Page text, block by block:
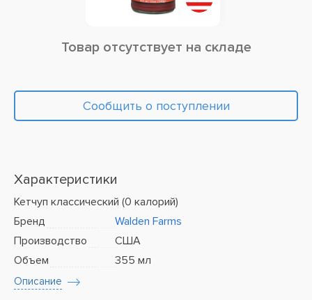
Товар отсутствует на складе
Сообщить о поступлении
Характеристики
Кетчуп классический (0 калорий)
Бренд
Walden Farms
Производство
США
Объем
355 мл
Описание